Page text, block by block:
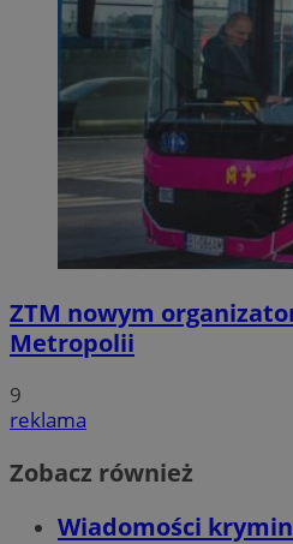
ZTM nowym
Metropolii
9
reklama
Zobacz również
Wiadomości